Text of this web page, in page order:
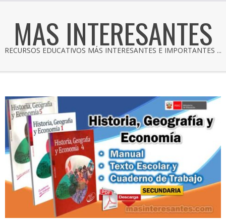
MAS INTERESANTES
RECURSOS EDUCATIVOS MÁS INTERESANTES E IMPORTANTES ...